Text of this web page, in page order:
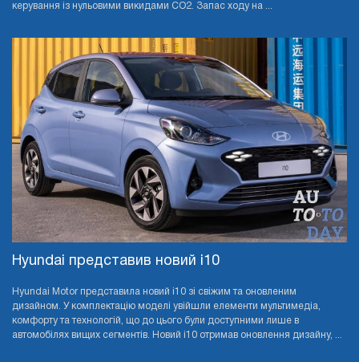
керування із нульовими викидами CO2. Запас ходу на ...
Hyundai представив новий i10
Hyundai Motor представила новий i10 зі свіжим та оновленим
дизайном. У комплектацію моделі увійшли елементи мультимедіа,
комфорту та технологій, що до цього були доступними лише в
автомобілях вищих сегментів. Новий i10 отримав оновлення дизайну, ...